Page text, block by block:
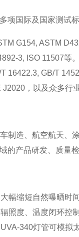
项国际及国家测试
G154, ASTM
3, ISO 11507等。
T 16422.3, GB/T
J2020，以及众多行
制造、航空航天、
的产品研发、质量
大幅缩短自然曝晒时
辐照度、温度闭环控
UVA-340灯管可模拟